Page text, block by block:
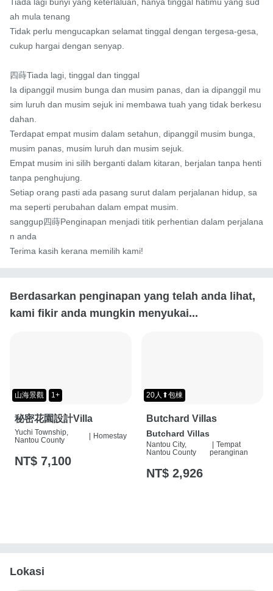
Tiada lagi bunyi yang keterlaluan, hanya tinggal hatimu yang sud
ah mula tenang
Tidak perlu mengucapkan selamat tinggal dengan tergesa-gesa,
cukup hargai dengan senyap.
四蒔Tiada lagi, tinggal dan tinggal
Ia dipanggil musim bunga dan musim panas, dan ia dipanggil mu
sim luruh dan musim sejuk ini membawa tuah yang tidak berkesu
dahan.
Terdapat empat musim dalam setahun, dipanggil musim bunga,
musim panas, musim luruh dan musim sejuk.
Empat musim ini silih berganti dalam kitaran, berjalan tanpa henti
tanpa penghujung.
Setiap orang pasti ada pasang surut dalam perjalanan hidup, sa
ma seperti perubahan dalam empat musim.
sanggup四蒔Penginapan menjadi titik perhentian dalam perjalana
n anda
Terima kasih kerana memilih kami!
Berdasarkan penginapan yang telah anda lihat,
kami fikir anda mungkin menyukai...
山海景觀 1+
秘密花園設計Villa
Yuchi Township,
Nantou County
Homestay
NT$ 7,100
20人⬆包棟
Butchard Villas
Butchard Villas
Nantou City,
Nantou County
Tempat
peranginan
NT$ 2,926
Lokasi